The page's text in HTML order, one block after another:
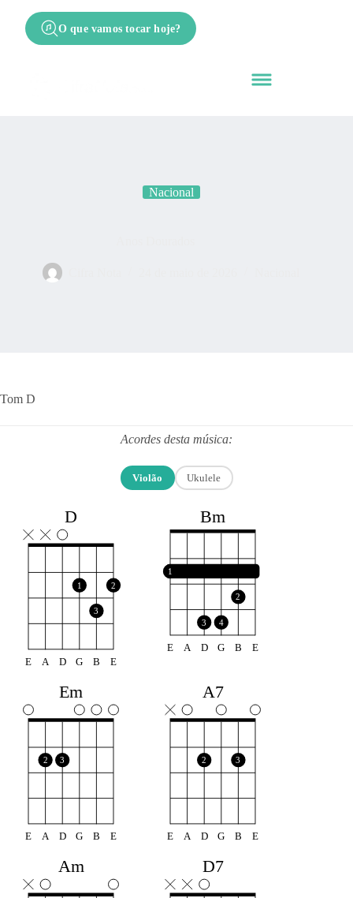
O que vamos tocar hoje?
Nacional
Tom D
Acordes desta música:
Violão Ukulele
D
1
3
2
E A D G B E
Bm
1
3 4
2
E A D G B E
Em
2 3
E A D G B E
A7
2 3
E A D G B E
Am D7